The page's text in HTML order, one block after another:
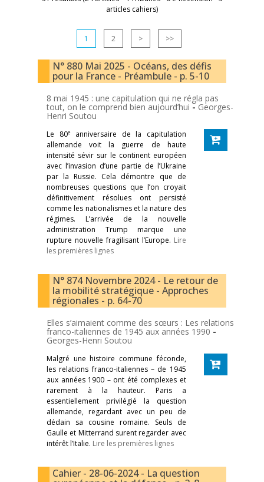
articles cahiers)
1 2 > >>
N° 880 Mai 2025 - Océans, des défis
pour la France - Préambule - p. 5-10
8 mai 1945 : une capitulation qui ne régla pas
tout, on le comprend bien aujourd’hui - Georges-
Henri Soutou
Le 80eanniversaire de la capitulation
allemande voit la guerre de haute
intensité sévir sur le continent européen
avec l’invasion d’une partie de l’Ukraine
par la Russie. Cela démontre que de
nombreuses questions que l’on croyait
définitivement résolues ont persisté
comme les nationalismes et la nature des
régimes. L’arrivée de la nouvelle
administration Trump marque une
rupture nouvelle fragilisant l’Europe. Lire
les premières lignes
N° 874 Novembre 2024 - Le retour de
la mobilité stratégique - Approches
régionales - p. 64-70
Elles s’aimaient comme des sœurs : Les relations
franco-italiennes de 1945 aux années 1990 -
Georges-Henri Soutou
Malgré une histoire commune féconde,
les relations franco-italiennes – de 1945
aux années 1900 – ont été complexes et
rarement à la hauteur. Paris a
essentiellement privilégié la question
allemande, regardant avec un peu de
dédain sa cousine romaine. Seuls de
Gaulle et Mitterrand surent regarder avec
intérêt l’Italie. Lire les premières lignes
Cahier - 28-06-2024 - La question